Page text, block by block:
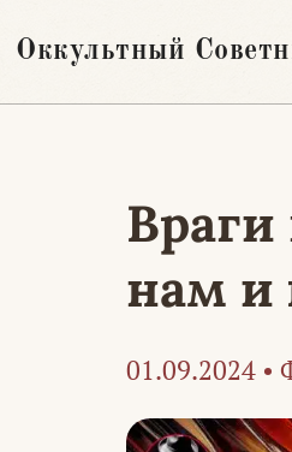
Оккультный
нам и
01.09.2024 •